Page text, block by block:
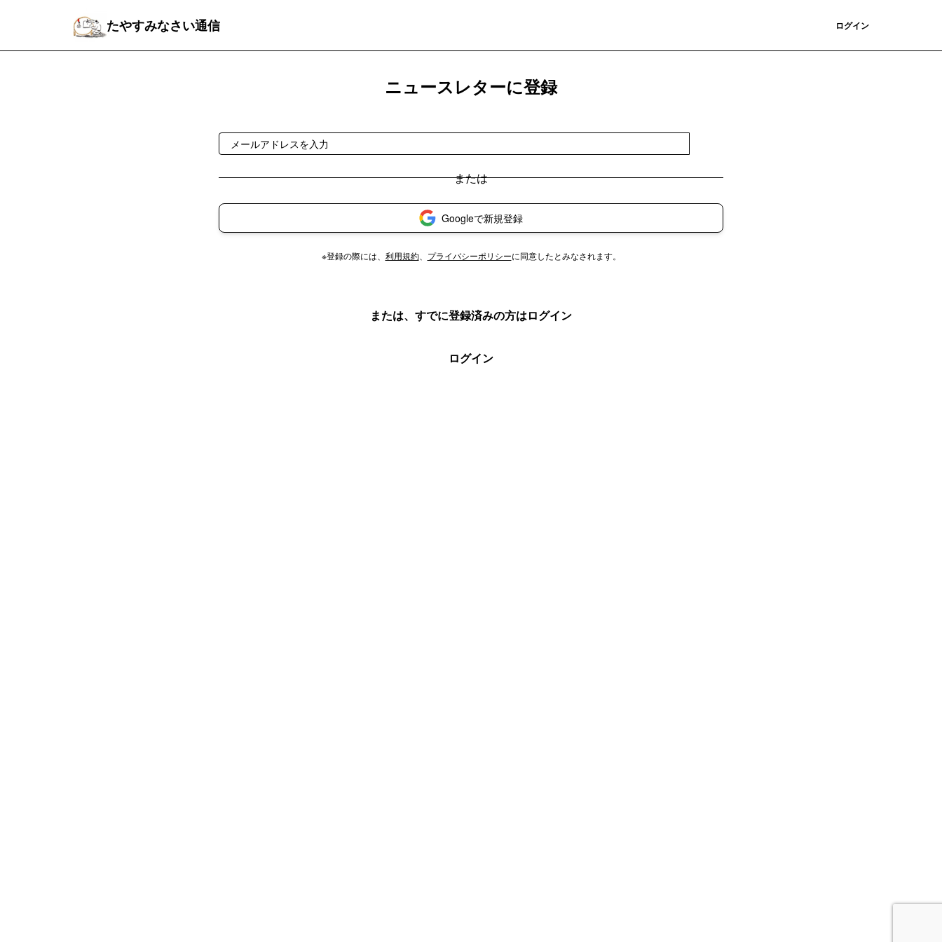
たやすみなさい通信 ログイン
ニュースレターに登録
Googleで新規登録
※登録の際には、 利用規約、 プライバシーポリシーに同意したとみなされます。
または、すでに登録済みの方はログイン
ログイン